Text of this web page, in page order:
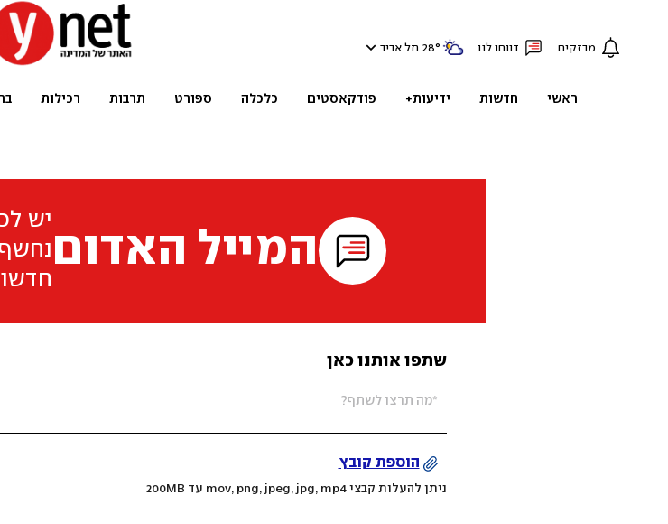
מבזקים דווחו לנו 28° תל אביב
ראשי חדשות ידיעות+ פודקאסטים כלכלה ספורט תרבות רכילות
המייל האדום
יש
שתפו אותנו כאן
הוספת קובץ
ניתן להעלות קבצי mov, png, jpeg, jpg, mp4 עד 200MB